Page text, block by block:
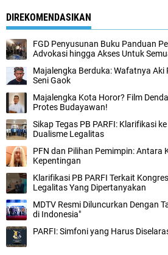
DIREKOMENDASIKAN
FGD Penyusunan Buku Panduan
Advokasi hingga Akses Untuk
Majalengka Berduka: Wafatnya Aki
Seni Gaok
Majalengka Kota Horor? Film
Protes Budayawan!
Sikap Tegas PB PARFI: Klarifikasi
Dualisme Legalitas
PFN dan Pilihan Pemimpin: Antara
Kepentingan
Klarifikasi PB PARFI Terkait
Legalitas Yang Dipertanyakan
MDTV Resmi Diluncurkan Dengan
di Indonesia"
PARFI: Simfoni yang Harus